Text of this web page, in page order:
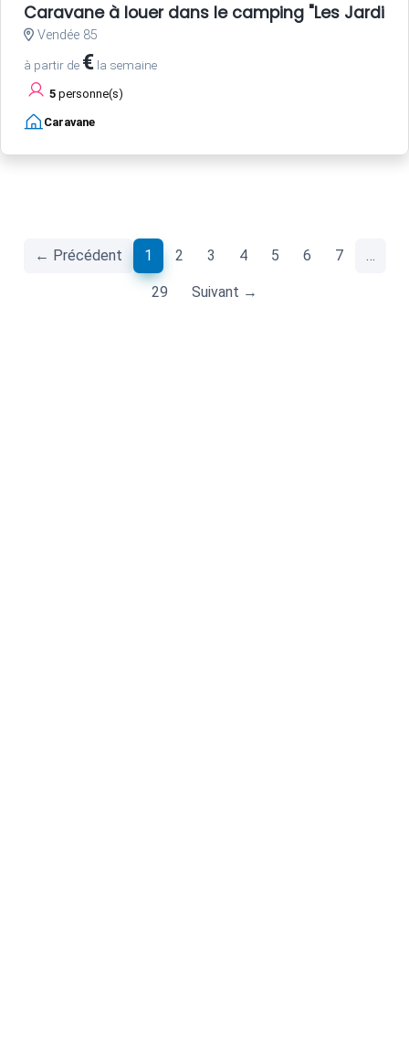
Caravane à louer dans le camping "Les
Vendée 85
à partir de € la semaine
5 personne(s)
Caravane
← Précédent 1 (current)
2 3 4 5 6 7 …
29 Suivant →